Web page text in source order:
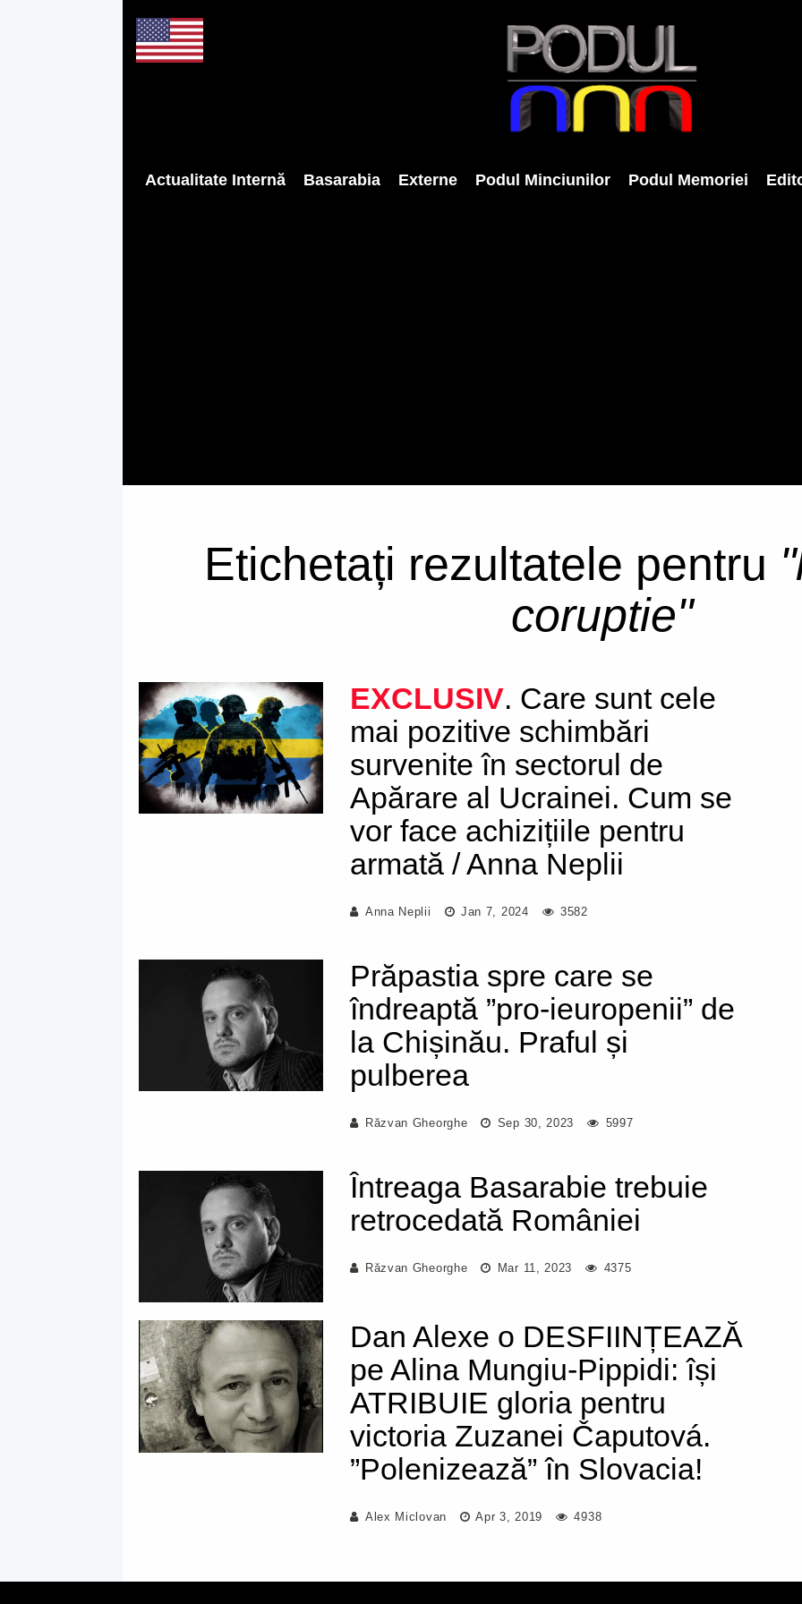
Actualitate Internă Basarabia Externe Podul Minciunilor Podul Memoriei
Etichetați rezultatele pentru
coruptie"
EXCLUSIV. Care sunt cele
mai pozitive schimbări
survenite în sectorul de
Apărare al Ucrainei. Cum se
vor face achizițiile pentru
armată / Anna Neplii
Anna Neplii Jan 7, 2024 3582
Prăpastia spre care se
îndreaptă ”pro-ieuropenii” de
la Chișinău. Praful și
pulberea
Răzvan Gheorghe Sep 30, 2023 5997
Întreaga Basarabie trebuie
retrocedată României
Răzvan Gheorghe Mar 11, 2023 4375
Dan Alexe o DESFIINȚEAZĂ
pe Alina Mungiu-Pippidi: își
ATRIBUIE gloria pentru
victoria Zuzanei Čaputová.
”Polenizează” în Slovacia!
Alex Miclovan Apr 3, 2019 4938